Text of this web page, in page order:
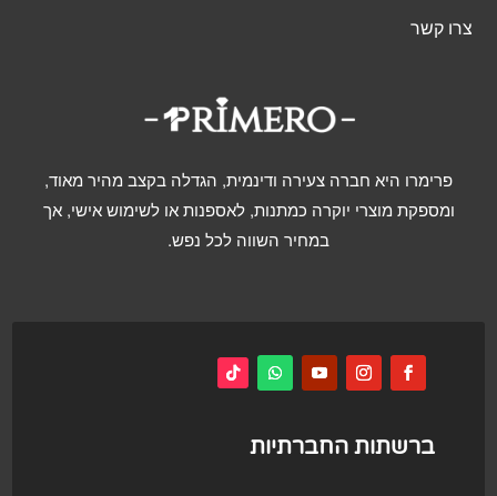
צרו קשר
פרימרו היא חברה צעירה ודינמית, הגדלה בקצב מהיר מאוד,
ומספקת מוצרי יוקרה כמתנות, לאספנות או לשימוש אישי, אך
במחיר השווה לכל נפש.
ברשתות החברתיות